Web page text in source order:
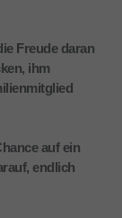
Freude daran
ihm
auf ein
endlich